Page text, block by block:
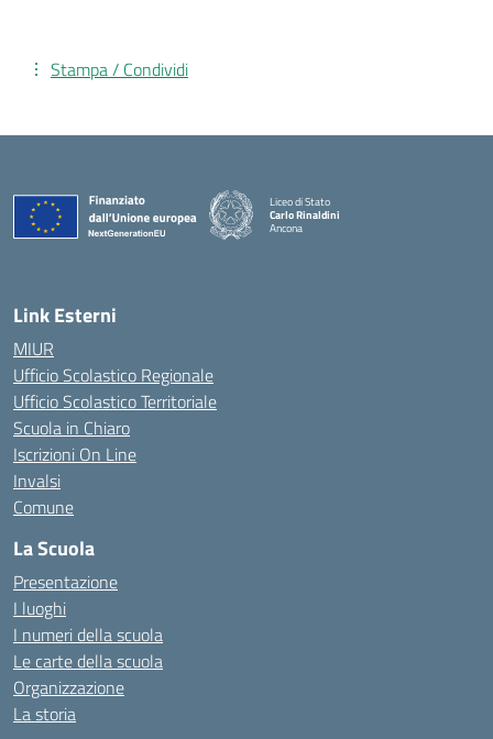
Stampa / Condividi
Liceo di Stato
Carlo Rinaldini
Ancona
Link Esterni
MIUR
Ufficio Scolastico Regionale
Ufficio Scolastico Territoriale
Scuola in Chiaro
Iscrizioni On Line
Invalsi
Comune
La Scuola
Presentazione
I luoghi
I numeri della scuola
Le carte della scuola
Organizzazione
La storia